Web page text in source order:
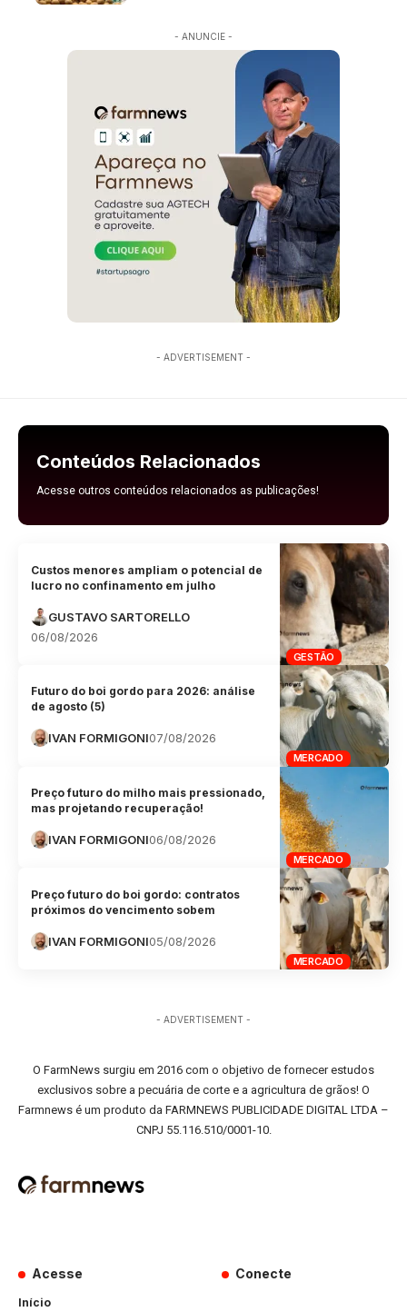
- ANUNCIE -
- ADVERTISEMENT -
Conteúdos Relacionados
Acesse outros conteúdos relacionados as publicações!
GESTÃO
Custos menores ampliam o potencial de
lucro no confinamento em julho
GUSTAVO SARTORELLO
06/08/2026
MERCADO
Futuro do boi gordo para 2026: análise
de agosto (5)
IVAN FORMIGONI07/08/2026
MERCADO
Preço futuro do milho mais pressionado,
mas projetando recuperação!
IVAN FORMIGONI06/08/2026
MERCADO
Preço futuro do boi gordo: contratos
próximos do vencimento sobem
IVAN FORMIGONI05/08/2026
- ADVERTISEMENT -
O FarmNews surgiu em 2016 com o objetivo de fornecer estudos
exclusivos sobre a pecuária de corte e a agricultura de grãos! O
Farmnews é um produto da FARMNEWS PUBLICIDADE DIGITAL LTDA –
CNPJ 55.116.510/0001-10.
Acesse
Início
Conecte